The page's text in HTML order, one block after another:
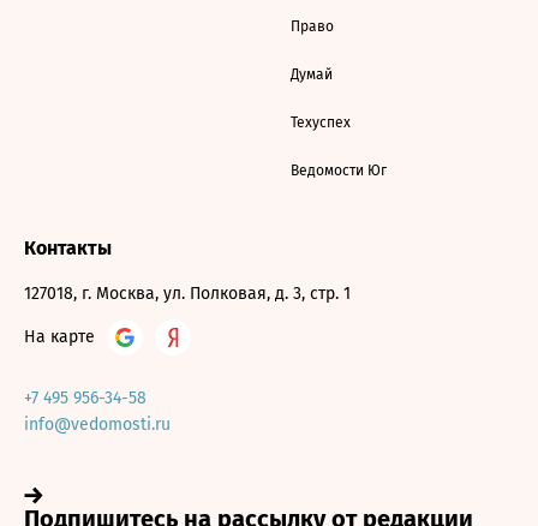
Право
Думай
Техуспех
Ведомости Юг
Контакты
127018, г. Москва, ул. Полковая, д. 3, стр. 1
На карте
+7 495 956-34-58
info@vedomosti.ru